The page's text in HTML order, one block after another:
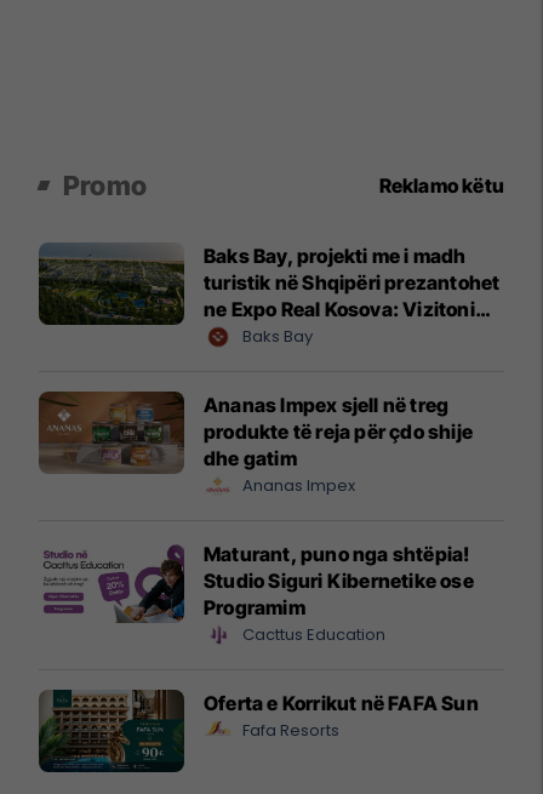
Promo Reklamo këtu
Baks Bay, projekti me i madh
turistik në Shqipëri prezantohet
ne Expo Real Kosova: Vizitoni
shtandin dhe zbuloni
Baks Bay
Ananas Impex sjell në treg
produkte të reja për çdo shije
dhe gatim
Ananas Impex
Maturant, puno nga shtëpia!
Studio Siguri Kibernetike ose
Programim
Cacttus Education
Oferta e Korrikut në FAFA Sun
Fafa Resorts